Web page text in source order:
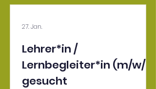
Lehrer*in /
Lernbegleiter*in (m/w/d)
gesucht
27. Jan.